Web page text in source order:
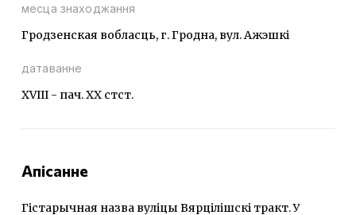
месца знаходжання
Гродзенская вобласць, г. Гродна, вул. Ажэшкі
датаванне
ХVIII - пач. ХХ стст.
Апісанне
Гістарычная назва вуліцы Вярцілішскі тракт. У